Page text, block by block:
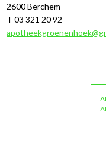
2600 Berchem
T 03 321 20 92